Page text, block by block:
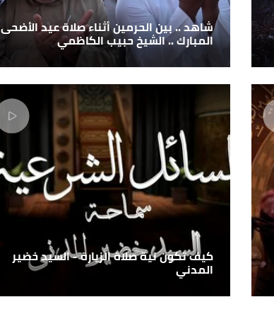
شاهد .. بين الحرمين أثناء صلاة عيد الأضحى
المبارك .. الشيخ حبيب الكاظمي
كيف تكون نية صلاة الزيارة - السيد خضير
المدني